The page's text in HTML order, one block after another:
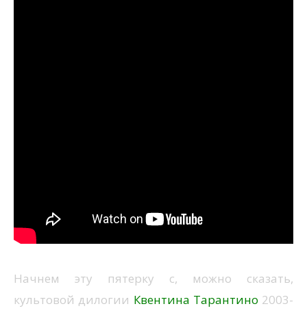
Начнем эту пятерку с, можно сказать,
культовой дилогии Квентина Тарантино 2003-